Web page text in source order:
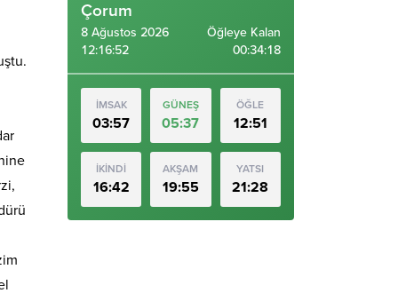
Çorum
8 Ağustos 2026
12:16:53
Öğleye Kalan
00:34:17
İMSAK
03:57
GÜNEŞ
05:37
ÖĞLE
12:51
İKİNDİ
16:42
AKŞAM
19:55
YATSI
21:28